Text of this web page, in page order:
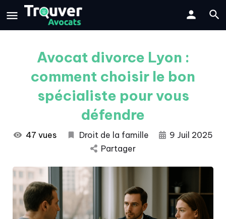
Avocat divorce Lyon :
comment choisir le bon
spécialiste pour vous
défendre
47 vues Droit de la famille
9 Juil 2025
Partager